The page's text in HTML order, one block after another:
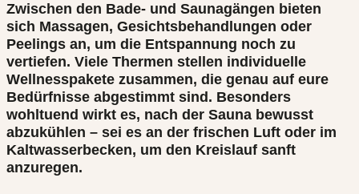
Zwischen den Bade- und Saunagängen bieten
sich Massagen, Gesichtsbehandlungen oder
Peelings an, um die Entspannung noch zu
vertiefen. Viele Thermen stellen individuelle
Wellnesspakete zusammen, die genau auf eure
Bedürfnisse abgestimmt sind. Besonders
wohltuend wirkt es, nach der Sauna bewusst
abzukühlen – sei es an der frischen Luft oder im
Kaltwasserbecken, um den Kreislauf sanft
anzuregen.